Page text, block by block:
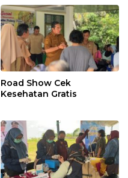
Road Show Cek
Kesehatan Gratis